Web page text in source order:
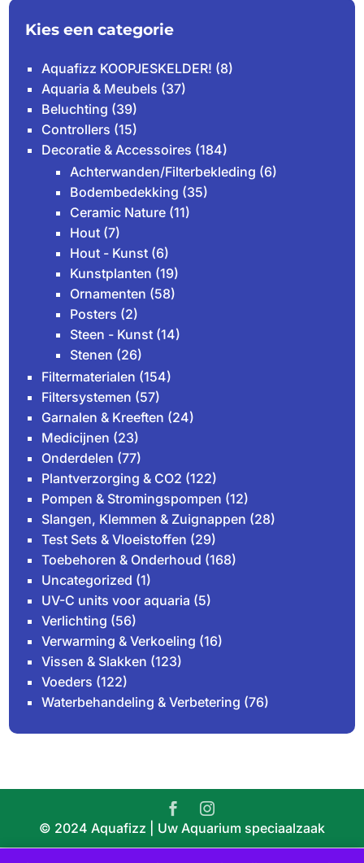
Kies een categorie
Aquafizz KOOPJESKELDER! (8)
Aquaria & Meubels (37)
Beluchting (39)
Controllers (15)
Decoratie & Accessoires (184)
Achterwanden/Filterbekleding (6)
Bodembedekking (35)
Ceramic Nature (11)
Hout (7)
Hout - Kunst (6)
Kunstplanten (19)
Ornamenten (58)
Posters (2)
Steen - Kunst (14)
Stenen (26)
Filtermaterialen (154)
Filtersystemen (57)
Garnalen & Kreeften (24)
Medicijnen (23)
Onderdelen (77)
Plantverzorging & CO2 (122)
Pompen & Stromingspompen (12)
Slangen, Klemmen & Zuignappen (28)
Test Sets & Vloeistoffen (29)
Toebehoren & Onderhoud (168)
Uncategorized (1)
UV-C units voor aquaria (5)
Verlichting (56)
Verwarming & Verkoeling (16)
Vissen & Slakken (123)
Voeders (122)
Waterbehandeling & Verbetering (76)
© 2024 Aquafizz | Uw Aquarium speciaalzaak